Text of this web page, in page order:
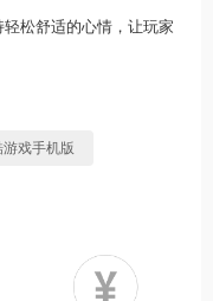
松舒适的心情，让玩家
戏手机版